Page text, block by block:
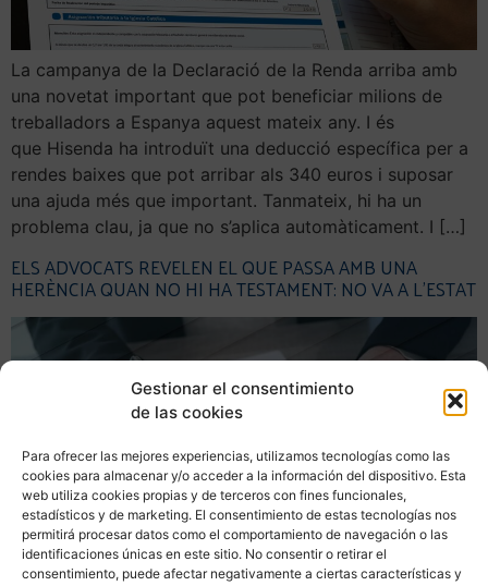
Gestionar el consentimiento
de las cookies
Para ofrecer las mejores experiencias, utilizamos tecnologías como las
cookies para almacenar y/o acceder a la información del dispositivo. Esta
web utiliza cookies propias y de terceros con fines funcionales,
estadísticos y de marketing. El consentimiento de estas tecnologías nos
permitirá procesar datos como el comportamiento de navegación o las
identificaciones únicas en este sitio. No consentir o retirar el
consentimiento, puede afectar negativamente a ciertas características y
La campanya de la Declaració de la Renda arriba amb
una novetat important que pot beneficiar milions de
treballadors a Espanya aquest mateix any. I és
que Hisenda ha introduït una deducció específica per a
rendes baixes que pot arribar als 340 euros i suposar
una ajuda més que important. Tanmateix, hi ha un
problema clau, ja que no s’aplica automàticament. I […]
ELS ADVOCATS REVELEN EL QUE PASSA AMB UNA
HERÈNCIA QUAN NO HI HA TESTAMENT: NO VA A L’ESTAT